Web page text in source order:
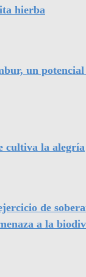
hierba
un
cultiva la alegría
de
a la